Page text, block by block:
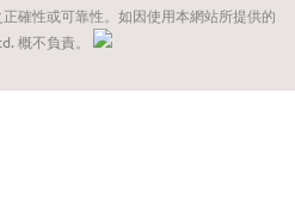
確性或可靠性。如因使用本網站所提供的
概不負責。